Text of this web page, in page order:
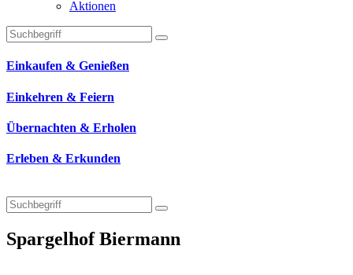
Aktionen
Technisches Feld: Suchfeld
Technisches Feld: Suchbutton
Suche absenden
Einkaufen & Genießen
Einkehren & Feiern
Übernachten & Erholen
Erleben & Erkunden
Spargelhof Biermann